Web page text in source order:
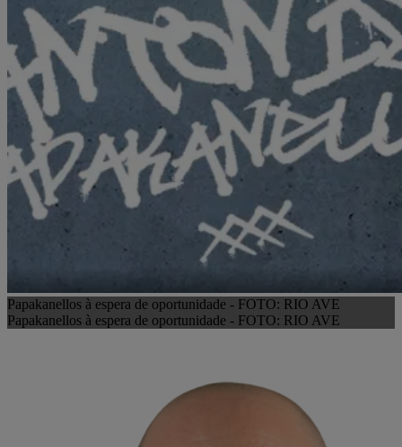
Papakanellos à espera de oportunidade - FOTO: RIO AVE
Papakanellos à espera de oportunidade - FOTO: RIO AVE